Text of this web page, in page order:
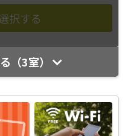
（3室）